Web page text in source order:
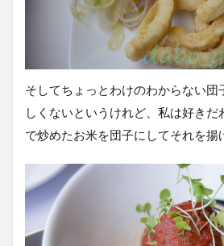
そしてちょっとわけのわからない団
しくないというけれど、私は好きだ
で炒めたお米を団子にしてそれを揚